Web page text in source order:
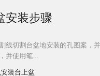
安装步骤
线切割台盆地安装的孔图案，
并使用笔...
装台上盆